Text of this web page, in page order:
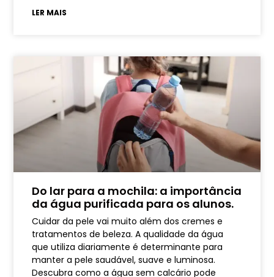
LER MAIS
Do lar para a mochila: a importância
da água purificada para os alunos.
Cuidar da pele vai muito além dos cremes e
tratamentos de beleza. A qualidade da água
que utiliza diariamente é determinante para
manter a pele saudável, suave e luminosa.
Descubra como a água sem calcário pode